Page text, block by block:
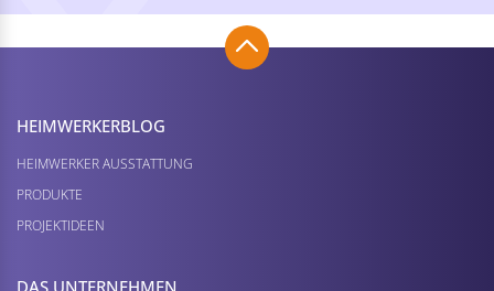
HEIMWERKER­BLOG
HEIMWERKER AUSSTATTUNG
PRODUKTE
PROJEKTIDEEN
DAS UNTERNEHMEN